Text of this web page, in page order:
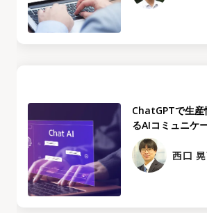
ChatGPTで生産
るAIコミュニケ
西口